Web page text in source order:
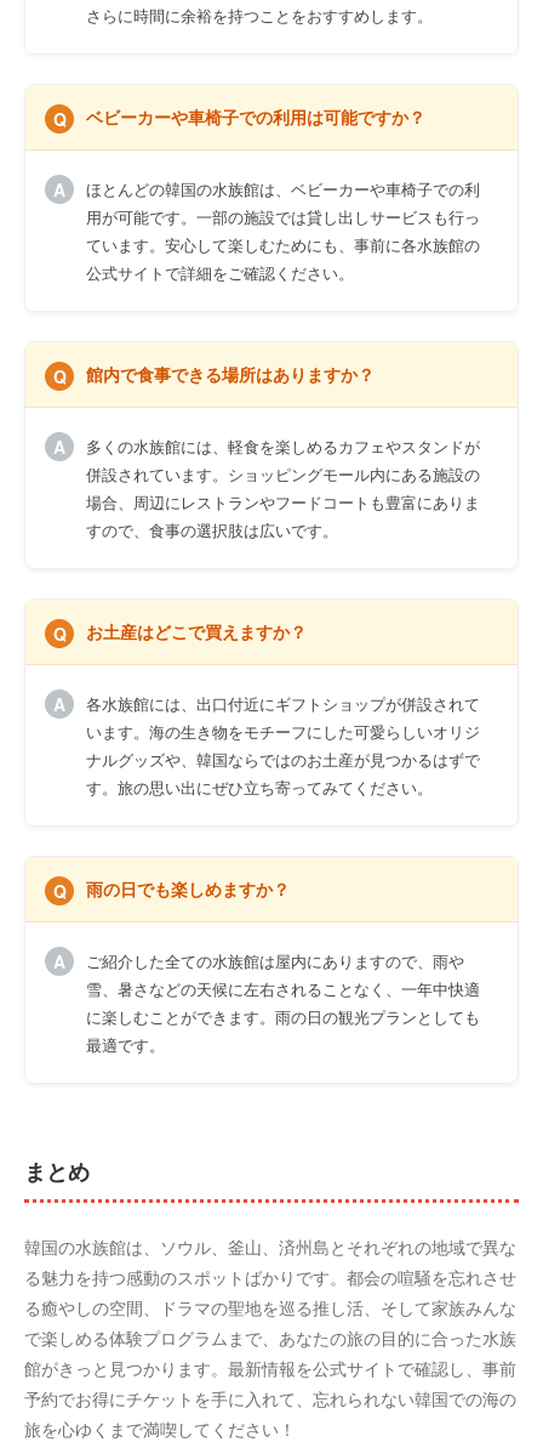
さらに時間に余裕を持つことをおすすめします。
ベビーカーや車椅子での利用は可能ですか？
ほとんどの韓国の水族館は、ベビーカーや車椅子での利
用が可能です。一部の施設では貸し出しサービスも行っ
ています。安心して楽しむためにも、事前に各水族館の
公式サイトで詳細をご確認ください。
館内で食事できる場所はありますか？
多くの水族館には、軽食を楽しめるカフェやスタンドが
併設されています。ショッピングモール内にある施設の
場合、周辺にレストランやフードコートも豊富にありま
すので、食事の選択肢は広いです。
お土産はどこで買えますか？
各水族館には、出口付近にギフトショップが併設されて
います。海の生き物をモチーフにした可愛らしいオリジ
ナルグッズや、韓国ならではのお土産が見つかるはずで
す。旅の思い出にぜひ立ち寄ってみてください。
雨の日でも楽しめますか？
ご紹介した全ての水族館は屋内にありますので、雨や
雪、暑さなどの天候に左右されることなく、一年中快適
に楽しむことができます。雨の日の観光プランとしても
最適です。
まとめ
韓国の水族館は、ソウル、釜山、済州島とそれぞれの地域で異な
る魅力を持つ感動のスポットばかりです。都会の喧騒を忘れさせ
る癒やしの空間、ドラマの聖地を巡る推し活、そして家族みんな
で楽しめる体験プログラムまで、あなたの旅の目的に合った水族
館がきっと見つかります。最新情報を公式サイトで確認し、事前
予約でお得にチケットを手に入れて、忘れられない韓国での海の
旅を心ゆくまで満喫してください！